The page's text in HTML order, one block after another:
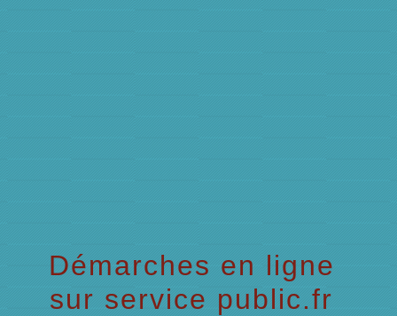
Démarches en ligne
sur service public.fr